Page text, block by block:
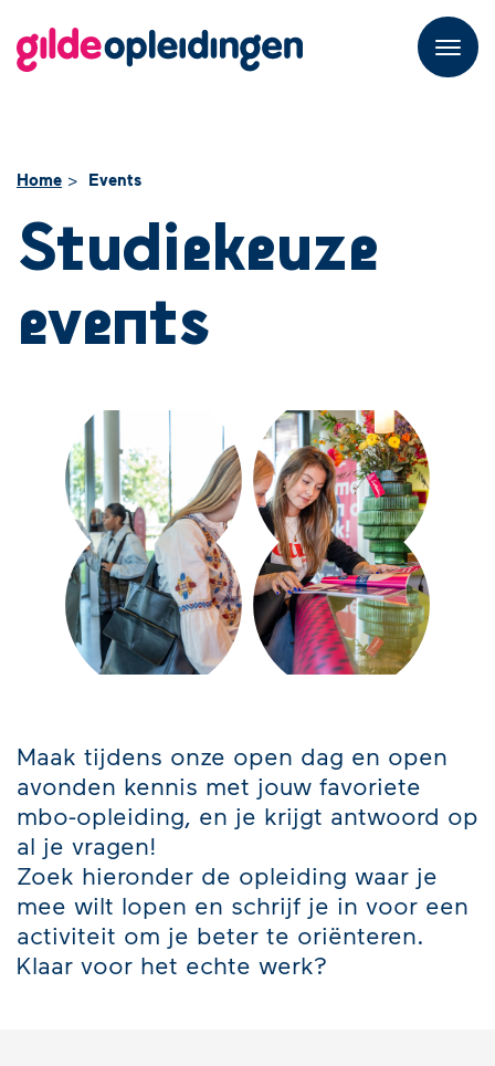
Home
Events
Studiekeuze
events
Maak tijdens onze open dag en open
avonden kennis met jouw favoriete
mbo-opleiding, en je krijgt antwoord op
al je vragen!
Zoek hieronder de opleiding waar je
mee wilt lopen en schrijf je in voor een
activiteit om je beter te oriënteren.
Klaar voor het echte werk?